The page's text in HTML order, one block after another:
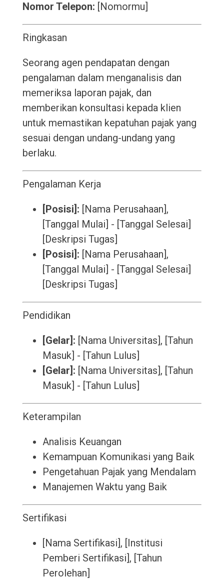
Nomor Telepon: [Nomormu]
Ringkasan
Seorang agen pendapatan dengan
pengalaman dalam menganalisis dan
memeriksa laporan pajak, dan
memberikan konsultasi kepada klien
untuk memastikan kepatuhan pajak yang
sesuai dengan undang-undang yang
berlaku.
Pengalaman Kerja
[Posisi]: [Nama Perusahaan],
[Tanggal Mulai] - [Tanggal Selesai]
[Deskripsi Tugas]
[Posisi]: [Nama Perusahaan],
[Tanggal Mulai] - [Tanggal Selesai]
[Deskripsi Tugas]
Pendidikan
[Gelar]: [Nama Universitas], [Tahun
Masuk] - [Tahun Lulus]
[Gelar]: [Nama Universitas], [Tahun
Masuk] - [Tahun Lulus]
Keterampilan
Analisis Keuangan
Kemampuan Komunikasi yang Baik
Pengetahuan Pajak yang Mendalam
Manajemen Waktu yang Baik
Sertifikasi
[Nama Sertifikasi], [Institusi
Pemberi Sertifikasi], [Tahun
Perolehan]